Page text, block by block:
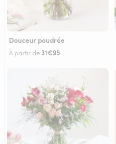
Douceur poudrée
À partir de 31€95